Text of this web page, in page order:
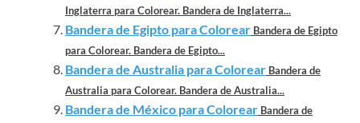
Inglaterra para Colorear. Bandera de Inglaterra...
Bandera de Egipto para Colorear Bandera de Egipto
para Colorear. Bandera de Egipto...
Bandera de Australia para Colorear Bandera de
Australia para Colorear. Bandera de Australia...
Bandera de México para Colorear Bandera de